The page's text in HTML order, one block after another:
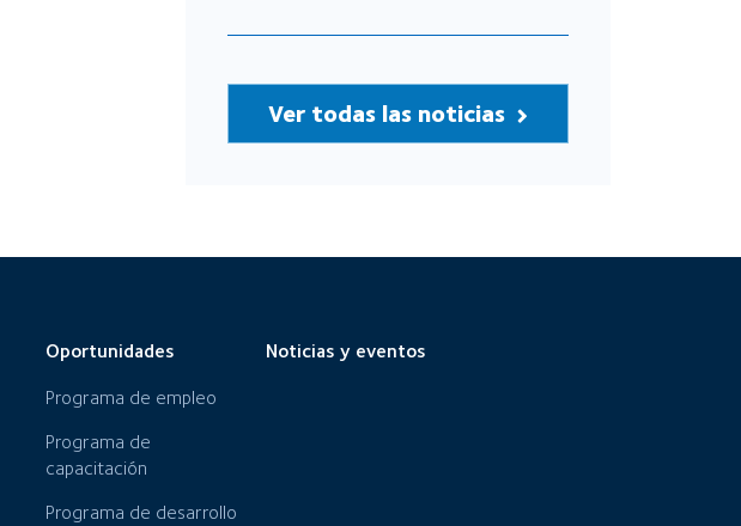
Ver todas las noticias
Oportunidades
Programa de empleo
Programa de
capacitación
Programa de desarrollo
Noticias y eventos